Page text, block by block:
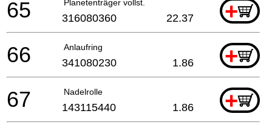
Planetenträger vollst. +
65 316080360 22.37
Anlaufring +
66 341080230 1.86
Nadelrolle +
67 143115440 1.86